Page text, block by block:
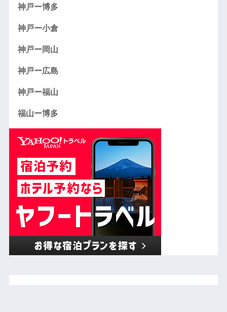
神戸ー博多
神戸ー小倉
神戸ー岡山
神戸ー広島
神戸ー福山
福山ー博多